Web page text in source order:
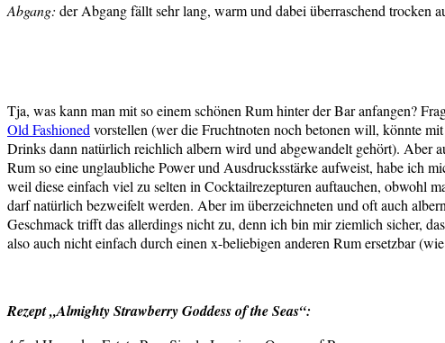
Abgang: der Abgang fällt sehr lang, warm und dabei überraschend trocken
Tja, was kann man mit so einem schönen Rum hinter der Bar anfangen?
Old Fashionedvorstellen (wer die Fruchtnoten noch betonen will, könnte
Drinks dann natürlich reichlich albern wird und abgewandelt gehört). Aber
Rum so eine unglaubliche Power und Ausdrucksstärke aufweist, habe ich
weil diese einfach viel zu selten in Cocktailrezepturen auftauchen, obwohl
darf natürlich bezweifelt werden. Aber im überzeichneten und oft auch
Geschmack trifft das allerdings nicht zu, denn ich bin mir ziemlich sicher,
also auch nicht einfach durch einen x-beliebigen anderen Rum ersetzbar
Rezept „Almighty Strawberry Goddess of the Seas“: